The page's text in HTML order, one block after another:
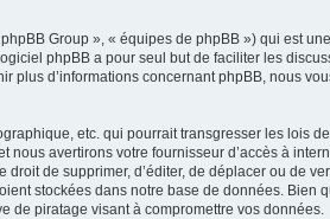
Group », « équipes de phpBB ») qui est
phpBB a pour seul but de faciliter les
plus d’informations concernant phpBB, nous
etc. qui pourrait transgresser les lois
avertirons votre fournisseur d’accès à
de supprimer, d’éditer, de déplacer ou de
stockées dans notre base de données. Bien
de piratage visant à compromettre vos données.